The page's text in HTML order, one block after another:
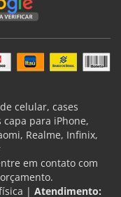
celular, cases
para iPhone,
Realme, Infinix,
em contato com
| Atendimento: